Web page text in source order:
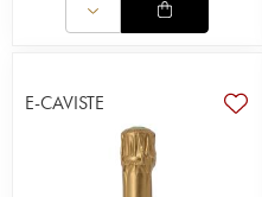
E-CAVISTE